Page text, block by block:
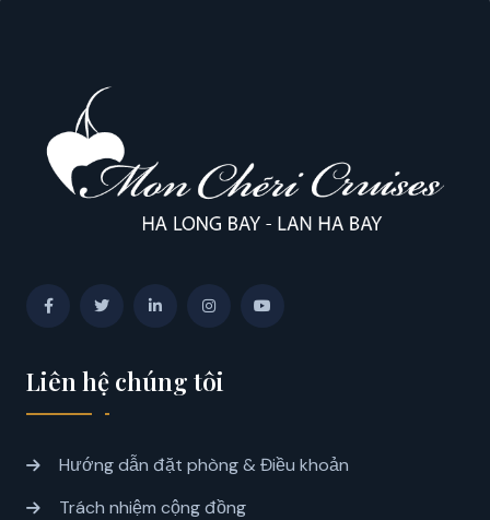
Liên hệ chúng tôi
Hướng dẫn đặt phòng & Điều khoản
Trách nhiệm cộng đồng